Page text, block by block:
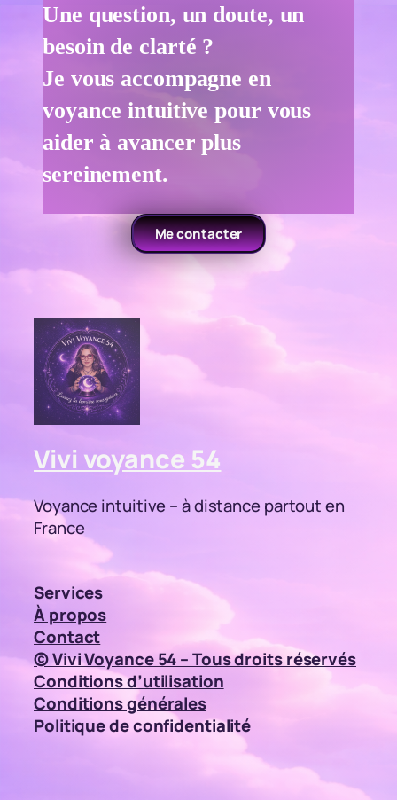
Une question, un doute, un
besoin de clarté ?
Je vous accompagne en
voyance intuitive pour vous
aider à avancer plus
sereinement.
Me contacter
Vivi voyance 54
Voyance intuitive – à distance partout en
France
Services
À propos
Contact
© Vivi Voyance 54 – Tous droits réservés
Conditions d’utilisation
Conditions générales
Politique de confidentialité